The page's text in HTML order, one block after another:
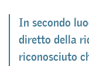
In secondo
diretto della
riconosciuto